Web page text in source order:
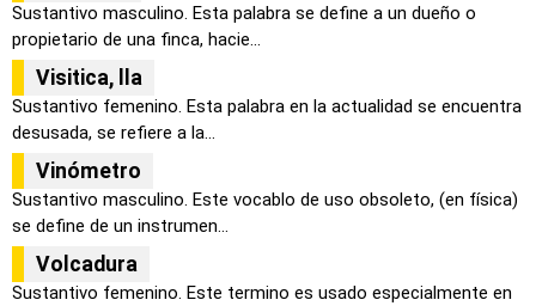
Sustantivo masculino. Esta palabra se define a un dueño o
propietario de una finca, hacie...
Visitica, lla
Sustantivo femenino. Esta palabra en la actualidad se encuentra
desusada, se refiere a la...
Vinómetro
Sustantivo masculino. Este vocablo de uso obsoleto, (en física)
se define de un instrumen...
Volcadura
Sustantivo femenino. Este termino es usado especialmente en